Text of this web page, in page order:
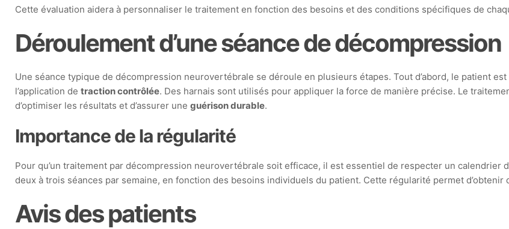
Cette évaluation aidera à personnaliser le traitement en fonction des besoins et des conditions spécifiques de
Déroulement d’une séance de décompression
Une séance typique de décompression neurovertébrale se déroule en plusieurs étapes. Tout d’abord, le patient
l’application detraction contrôlée. Des harnais sont utilisés pour appliquer la force de manière précise. Le
d’optimiser les résultats et d’assurer uneguérison durable.
Importance de la régularité
Pour qu’un traitement par décompression neurovertébrale soit efficace, il est essentiel de respecter un calendrier
deux à trois séances par semaine, en fonction des besoins individuels du patient. Cette régularité permet
Avis des patients